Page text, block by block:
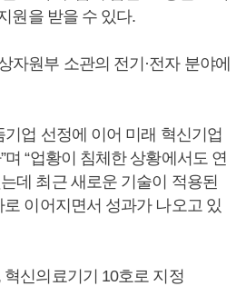
원을 받을 수 있다.
자원부 소관의 전기·전자 분야에
기업 선정에 이어 미래 혁신기업
며 “업황이 침체한 상황에서도 연
데 최근 새로운 기술이 적용된
이어지면서 성과가 나오고 있
신의료기기 10호로 지정